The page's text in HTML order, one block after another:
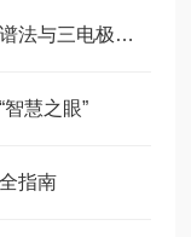
工业在线式余氯监测仪选型指南：极谱法与三电极法如何抉择？
慧之眼”
指南